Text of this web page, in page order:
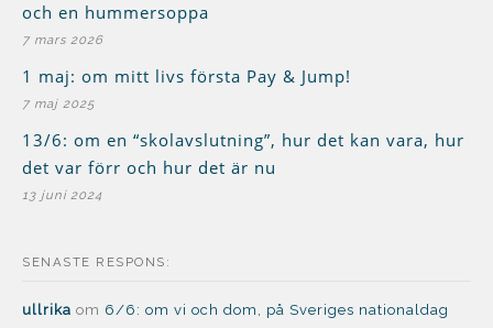
och en hummersoppa
7 mars 2026
1 maj: om mitt livs första Pay & Jump!
7 maj 2025
13/6: om en “skolavslutning”, hur det kan vara, hur
det var förr och hur det är nu
13 juni 2024
SENASTE RESPONS:
ullrika om 6/6: om vi och dom, på Sveriges nationaldag